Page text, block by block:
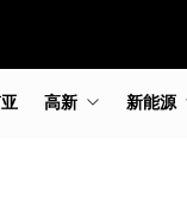
高新 新能源